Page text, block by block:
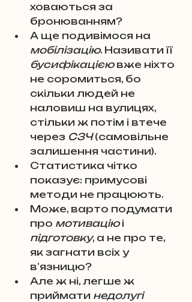
ховаються за
бронюванням?
А ще подивімося на
мобілізацію. Називати її
бусифікацією вже ніхто
не соромиться, бо
скільки людей не
наловиш на вулицях,
стільки ж потім і втече
через СЗЧ (самовільне
залишення частини).
Статистика чітко
показує: примусові
методи не працюють.
Може, варто подумати
про мотивацію і
підготовку, а не про те,
як загнати всіх у
в’язницю?
Але ж ні, легше ж
приймати недолугі